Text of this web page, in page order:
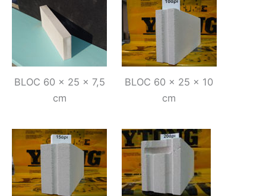
BLOC 60 x 25 x 7,5
cm
BLOC 60 x 25 x 10
cm